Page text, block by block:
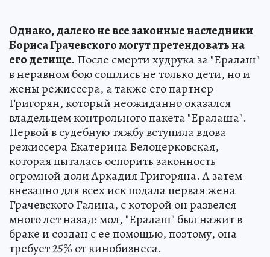
Однако, далеко не все законные наследники
Бориса Грачевского могут претендовать на
его детище. После смерти худрука за "Ералаш"
в неравном бою сошлись не только дети, но и
жены режиссера, а также его партнер
Григорян, который неожиданно оказался
владельцем контрольного пакета "Ералаша".
Первой в судебную тяжбу вступила вдова
режиссера Екатерина Белоцерковская,
которая пыталась оспорить законность
огромной доли Аркадия Григоряна. А затем
внезапно для всех иск подала первая жена
Грачевского Галина, с которой он развелся
много лет назад: мол, "Ералаш" был нажит в
браке и создан с ее помощью, поэтому, она
требует 25% от кинобизнеса.